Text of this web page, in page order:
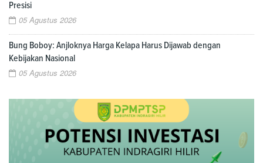
Presisi
05 Agustus 2026
Bung Boboy: Anjloknya Harga Kelapa Harus Dijawab dengan
Kebijakan Nasional
05 Agustus 2026